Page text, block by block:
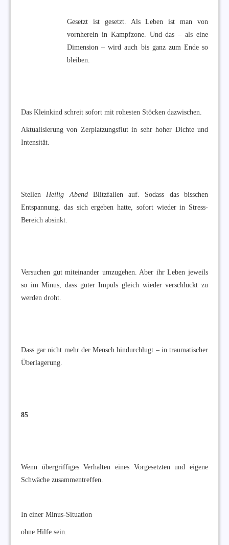
Gesetzt ist gesetzt. Als Leben ist man von
vornherein in Kampfzone. Und das – als eine
Dimension – wird auch bis ganz zum Ende so
bleiben.
Das Kleinkind schreit sofort mit rohesten Stöcken dazwischen.
Aktualisierung von Zerplatzungsflut in sehr hoher Dichte und
Intensität.
Stellen Heilig AbendBlitzfallen auf. Sodass das bisschen
Entspannung, das sich ergeben hatte, sofort wieder in Stress-
Bereich absinkt.
Versuchen gut miteinander umzugehen. Aber ihr Leben jeweils
so im Minus, dass guter Impuls gleich wieder verschluckt zu
werden droht.
Dass gar nicht mehr der Mensch hindurchlugt – in traumatischer
Überlagerung.
85
Wenn übergriffiges Verhalten eines Vorgesetzten und eigene
Schwäche zusammentreffen.
In einer Minus-Situation
ohne Hilfe sein.